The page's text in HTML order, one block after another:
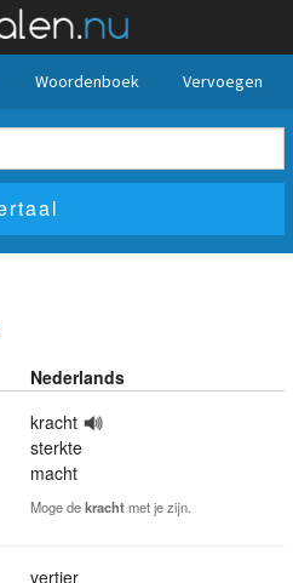
Woordenboek Vervoegen
Nederlands
kracht
sterkte
macht
Moge dekrachtmet je zijn.
vertier